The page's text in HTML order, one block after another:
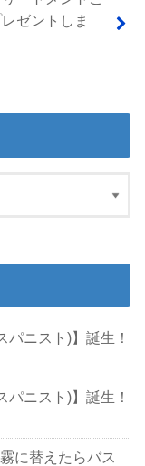
ゼントしま
ニスト)】誕生！
ニスト)】誕生！
に替えたらバス